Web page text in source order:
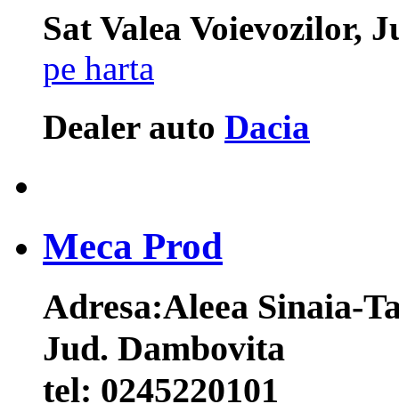
Sat Valea Voievozilor,
pe harta
Dealer auto Dacia
Meca Prod
Adresa:Aleea Sinaia-
Jud. Dambovita
tel: 0245220101